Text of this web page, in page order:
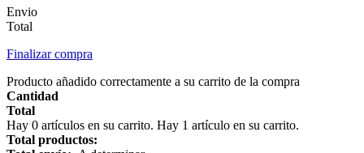
Envio
Total
Finalizar compra
Producto añadido correctamente a su carrito de la compra
Cantidad
Total
Hay 0 artículos en su carrito. Hay 1 artículo en su carrito.
Total productos: